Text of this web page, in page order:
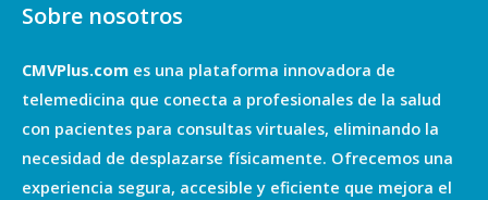
Sobre nosotros
CMVPlus.com es una plataforma innovadora de
telemedicina que conecta a profesionales de la salud
con pacientes para consultas virtuales, eliminando la
necesidad de desplazarse físicamente. Ofrecemos una
experiencia segura, accesible y eficiente que mejora el